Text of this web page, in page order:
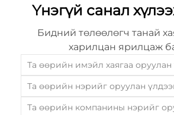
Үнэгүй санал
Бидний төлөөлөгч танай
харилцан ярилцаж